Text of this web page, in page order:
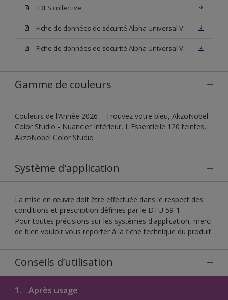
FDES collective
Fiche de données de sécurité Alpha Universal Velours Base W05
Fiche de données de sécurité Alpha Universal Velours Base N00
Gamme de couleurs
Couleurs de l’Année 2026 – Trouvez votre bleu, AkzoNobel
Color Studio - Nuancier Intérieur, L'Essentielle 120 teintes,
AkzoNobel Color Studio
Système d'application
La mise en œuvre doit être effectuée dans le respect des
conditions et prescription définies par le DTU 59-1.
Pour toutes précisions sur les systèmes d'application, merci
de bien vouloir vous reporter à la fiche technique du produit.
Conseils d’utilisation
1. Après usage